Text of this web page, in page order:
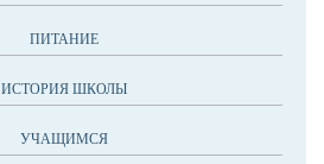
ПИТАНИЕ
ИСТОРИЯ ШКОЛЫ
УЧАЩИМСЯ